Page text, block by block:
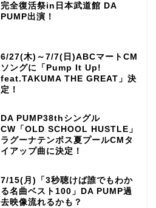
完全復活祭in日本武道館 DA
PUMP出演！
6/27(木)～7/7(日)ABCマートCM
ソングに「Pump It Up!
feat.TAKUMA THE GREAT」決
定！
DA PUMP38thシングル
CW「OLD SCHOOL HUSTLE」
ラグーナテンボス夏プールCMタ
イアップ曲に決定！
7/15(月)「3秒聴けば誰でもわか
る名曲ベスト100」DA PUMP過
去映像流れるかも？